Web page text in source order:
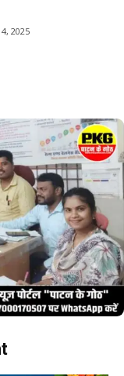
2025